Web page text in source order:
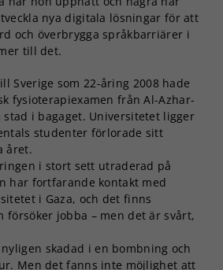
nya digitala lösningar för att
och överbrygga språkbarriärer i
till det.
Sverige som 22-åring 2008 hade
fysioterapiexamen från Al-Azhar-
stad i bagaget. Universitetet ligger
studenter förlorade sitt
året.
i stort sett utraderad på
har fortfarande kontakt med
i Gaza, och det finns
försöker jobba – men det är svårt,
skadad i en bombning och
Men det fanns inte möjlighet att